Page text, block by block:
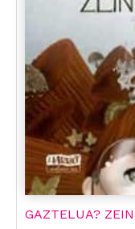
GAZTELUA?